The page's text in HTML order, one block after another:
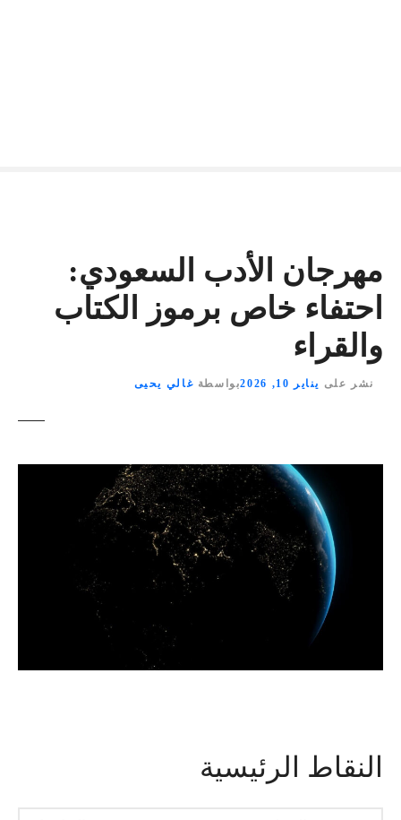
مهرجان الأدب السعودي:
احتفاء خاص برموز الكتاب
والقراء
نشر على يناير 10, 2026 بواسطة غالي يحيى
النقاط الرئيسية